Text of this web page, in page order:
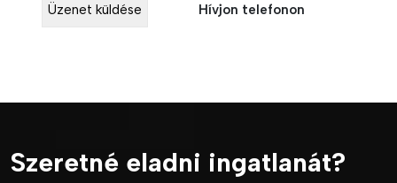
Hívjon telefonon
Szeretné eladni ingatlanát?